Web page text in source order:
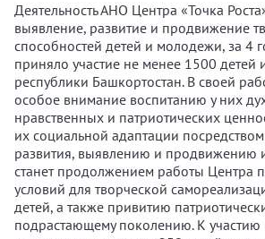
Деятельность АНО Центра «Точка
выявление, развитие и продвижение
способностей детей и молодежи, за 4
приняло участие не менее 1500 детей
республики Башкортостан. В своей
особое внимание воспитанию у них
нравственных и патриотических
их социальной адаптации
развития, выявлению и продвижению
станет продолжением работы Центра
условий для творческой
детей, а также привитию
подрастающему поколению. К участию